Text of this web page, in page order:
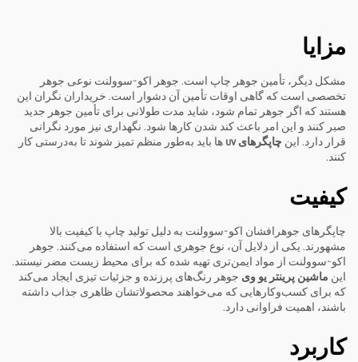
مزایا
مشکل دیگر، تأمین جوهر چاپ است. جوهر اکو-سوولنت نوعی جوهر
تخصصی است که گاهی اوقات تأمین آن دشوار است. خریداران نگران این
هستند که اگر جوهر تمام شود، شاید مدت طولانی برای تأمین جوهر جدید
صبر کنند و این امر باعث کند شدن کارها شود. نگهداری نیز مورد نگرانی
قرار دارد. این چاپگرهای uv
ها باید به‌طور منظم تمیز شوند تا به‌درستی کار
کنند.
کیفیت
چاپگرهای جوهرافشان اکو-سوولنت به دلیل تولید چاپ با کیفیت بالا
مشهورند. یکی از دلایل آن، نوع جوهری است که استفاده می‌کنند. جوهر
اکو-سوولنت از مواد ایمن‌تری تهیه شده که برای محیط زیست مضر نیستند.
این ماشین پرینتر یو وی جوهر رنگ‌های پرزنده و جزئیات تیزی ایجاد می‌کند
که برای کسب‌وکارهایی که می‌خواهند محصولاتشان ظاهری جذاب داشته
باشند، اهمیت فراوانی دارد.
کاربرد